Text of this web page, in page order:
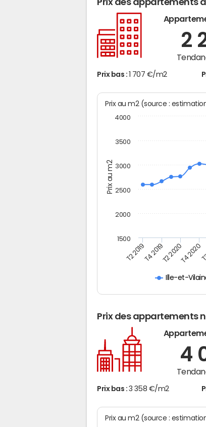
Prix des appartements
2
Prix bas : 1 707 €/m2
Prix au m2
Prix au m2 (source :
Ille-et-
T2 2019T4 2019T2 2020T4 2020
1500
2000
2500
3000
3500
4000
Prix des appartements
4
Prix bas : 3 358 €/m2
Prix au m2 (source :